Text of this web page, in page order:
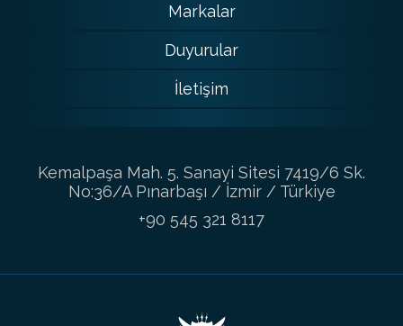
Markalar
Duyurular
İletişim
Kemalpaşa Mah. 5. Sanayi Sitesi 7419/6 Sk.
No:36/A Pınarbaşı / İzmir / Türkiye
+90 545 321 8117